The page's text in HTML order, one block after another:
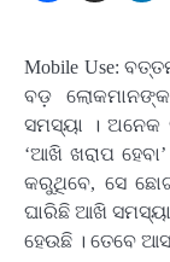
Mobile Use:
ବଡ଼
ସମସ୍ୟା ।
‘ଆଖି ଖରାପ
କରୁଥିବେ, ସେ
ଘାରିଛି ଆଖି
ହେଉଛି । ତେବେ